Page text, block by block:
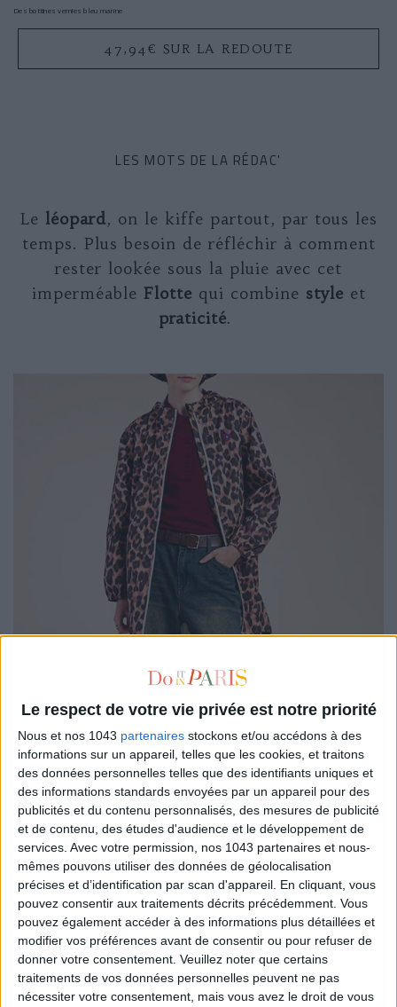
Le respect de votre vie privée est notre priorité
Nous et nos 1043 partenaires stockons et/ou accédons à des
informations sur un appareil, telles que les cookies, et traitons
des données personnelles telles que des identifiants uniques et
des informations standards envoyées par un appareil pour des
publicités et du contenu personnalisés, des mesures de publicité
et de contenu, des études d'audience et le développement de
services. Avec votre permission, nos 1043 partenaires et nous-
mêmes pouvons utiliser des données de géolocalisation
précises et d’identification par scan d'appareil. En cliquant, vous
pouvez consentir aux traitements décrits précédemment. Vous
pouvez également accéder à des informations plus détaillées et
modifier vos préférences avant de consentir ou pour refuser de
donner votre consentement. Veuillez noter que certains
traitements de vos données personnelles peuvent ne pas
nécessiter votre consentement, mais vous avez le droit de vous
Des bottines vernies bleu marine
47,94€ SUR LA REDOUTE
LES MOTS DE LA RÉDAC'
Le léopard, on le kiffe partout, par tous les
temps. Plus besoin de réfléchir à comment
rester lookée sous la pluie avec cet
imperméable Flotte qui combine style et
praticité.
Flotte 95 €
Un imperméable effet léopard
95€ SUR LA REDOUTE